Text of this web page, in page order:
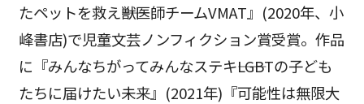
たペットを救え――獣医師チームVMAT』(2020年、小
峰書店)で児童文芸ノンフィクション賞受賞。作品
に『みんなちがってみんなステキ――LGBTの子ども
たちに届けたい未来』(2021年)『可能性は無限大